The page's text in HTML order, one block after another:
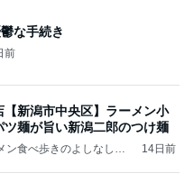
な手続き
前
【新潟市中央区】ラーメン小
麺が旨い新潟二郎のつけ麺
食べ歩きのよしなしご
14日前